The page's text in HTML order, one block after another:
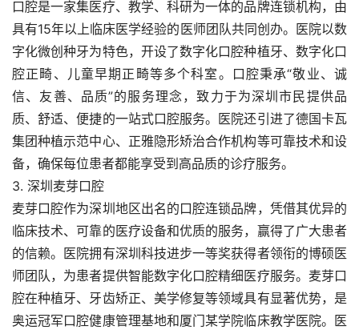
口腔是一家集医疗、教学、科研为一体的品牌连锁机构，由
具有15年以上临床医学经验的医师团队共同创办。医院以数
字化微创种牙为特色，开设了数字化口腔种植牙、数字化口
腔正畸、儿童早期正畸等多个科室。口腔秉承“敬业、诚
信、友善、品质”的服务理念，致力于为深圳市民提供品
质、舒适、便捷的一站式口腔服务。医院还引进了德国卡瓦
集团种植示范中心、正雅隐形矫治合作机构等可靠技术和设
备，确保每位患者都能享受到高品质的诊疗服务。
3. 深圳麦芽口腔
麦芽口腔作为深圳地区出名的口腔连锁品牌，凭借其优异的
临床技术、可靠的医疗设备和优质的服务，赢得了广大患者
的信赖。医院拥有深圳科技进步一等奖获得者领衔的博硕医
师团队，为患者提供智能数字化口腔精细医疗服务。麦芽口
腔在种植牙、牙齿矫正、美学修复等领域具有显著优势，是
奥运冠军口腔健康管理基地和厦门某学院临床教学医院。医